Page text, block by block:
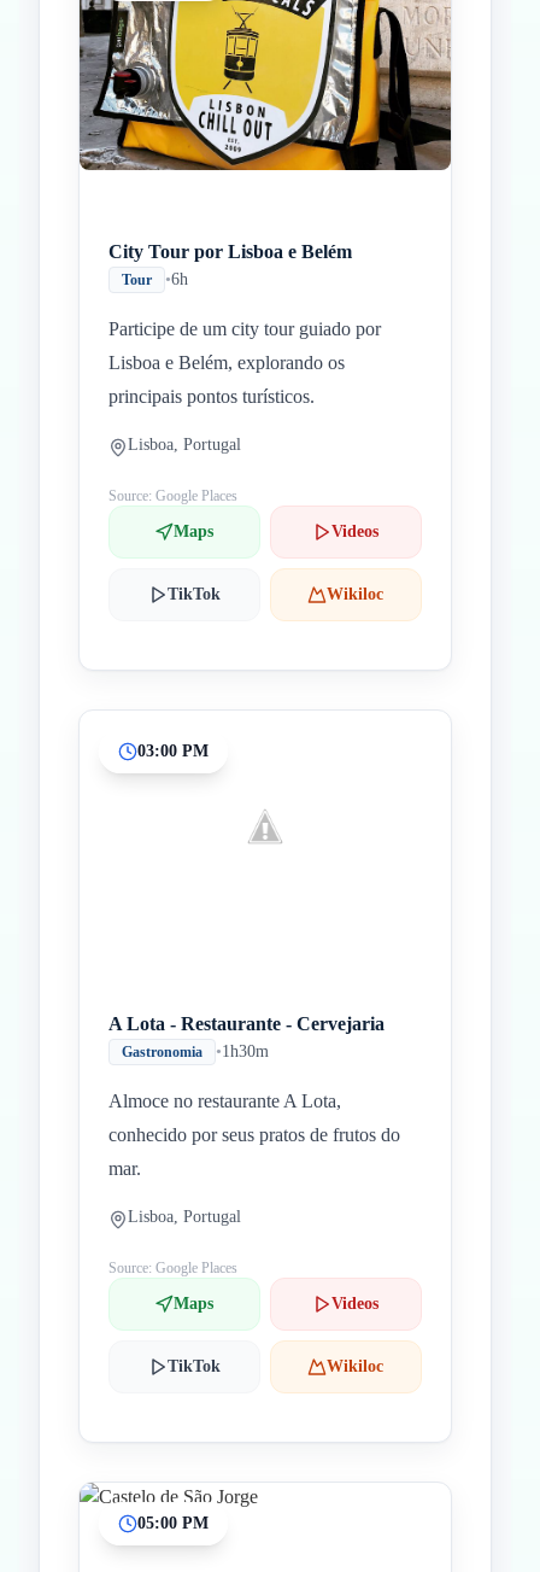
InicioParadas intermedias
City Tour por Lisboa e Belém
Tour •6h
Participe de um city tour guiado por
Lisboa e Belém, explorando os
principais pontos turísticos.
Lisboa, Portugal
Source: Google Places
Maps Videos
TikTok Wikiloc
03:00 PM
A Lota - Restaurante - Cervejaria
Gastronomia •1h30m
Almoce no restaurante A Lota,
conhecido por seus pratos de frutos do
mar.
Lisboa, Portugal
Source: Google Places
Maps Videos
TikTok Wikiloc
05:00 PM